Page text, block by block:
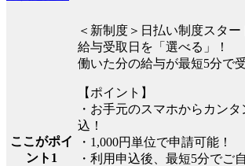
ここがポイ
ント1
＜新制度＞日払い制度スター
給与受取日を「選べる」！
働いた分の給与が最短5分で
【ポイント】
・お手元のスマホからカン
込！
・1,000円単位で申請可能！
・利用申込後、最短5分でご